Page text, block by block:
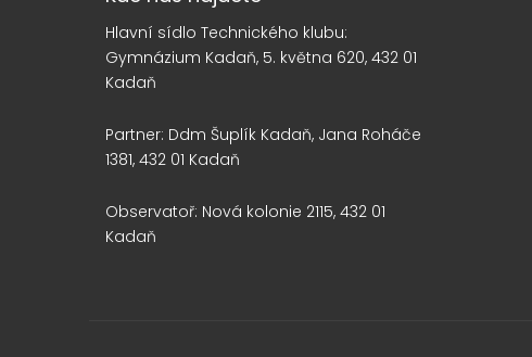
Hlavní sídlo Technického klubu:
Gymnázium Kadaň, 5. května 620, 432 01
Kadaň
Partner: Ddm Šuplík Kadaň, Jana Roháče
1381, 432 01 Kadaň
Observatoř: Nová kolonie 2115, 432 01
Kadaň